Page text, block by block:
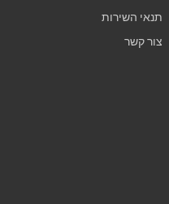
תנאי השירות
צור קשר